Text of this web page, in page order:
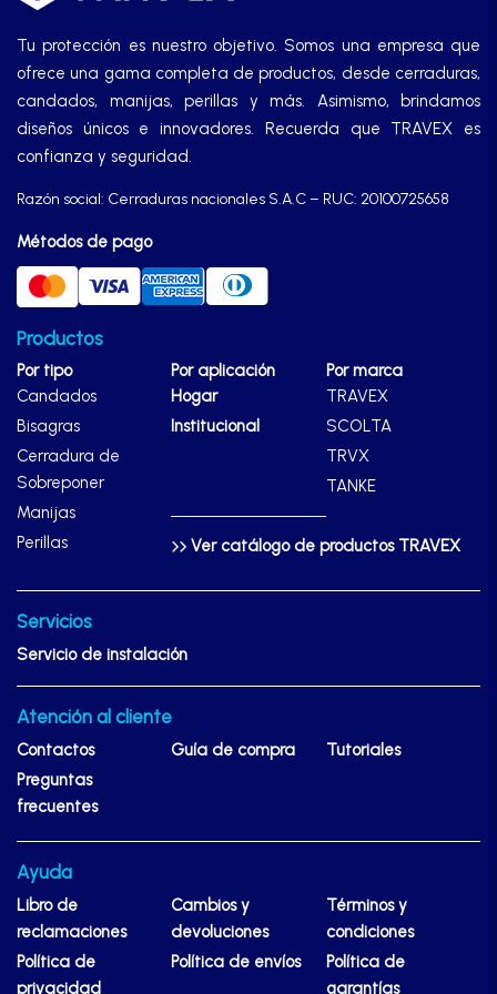
Manijas
Manillones
Otros
Perillas
SCOLTA
TANKE
Tu protección es nuestro objetivo. Somos una empresa que
ofrece una gama completa de productos, desde cerraduras,
candados, manijas, perillas y más. Asimismo, brindamos
diseños únicos e innovadores. Recuerda que TRAVEX es
confianza y seguridad.
Razón social: Cerraduras nacionales S.A.C – RUC: 20100725658
Métodos de pago
Productos
Por tipo
Candados
Bisagras
Cerradura de
Sobreponer
Manijas
Perillas
Por aplicación
Hogar
Institucional
Por marca
TRAVEX
SCOLTA
TRVX
TANKE
Ver catálogo de productos TRAVEX
Servicios
Servicio de instalación
Atención al cliente
Contactos Guía de compra
Tutoriales
Preguntas
frecuentes
Ayuda
Libro de
reclamaciones
Cambios y
devoluciones
Términos y
condiciones
Política de
privacidad
Política de envíos
Política de
garantías